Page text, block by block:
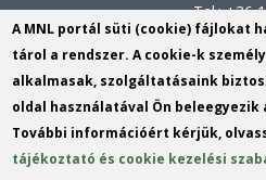
Tel.: +36
tér 2-4.
B/2020/
A MNL portál süti (cookie) fájlokat
tárol a rendszer. A cookie-k
alkalmasak, szolgáltatásaink
oldal használatával Ön
További információért kérjük,
tájékoztató és cookie kezelési